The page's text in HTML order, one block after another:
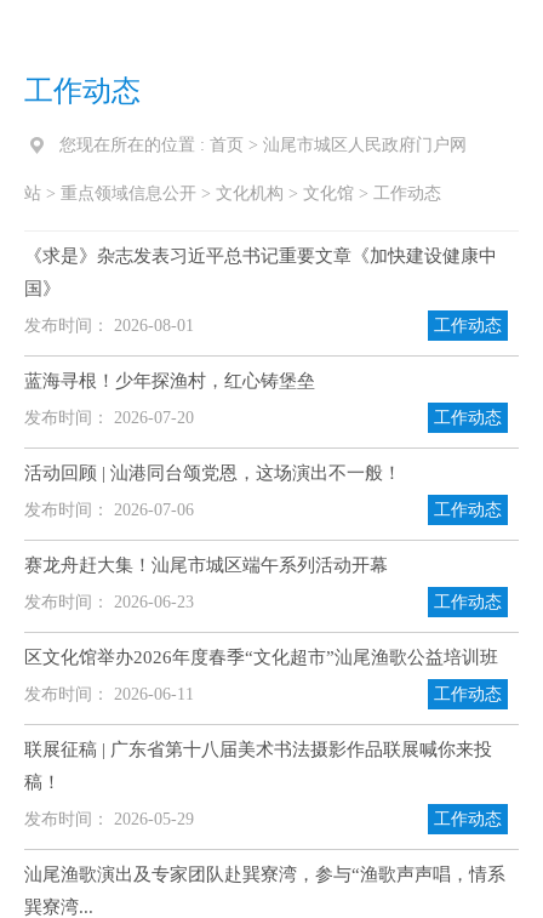
工作动态
您现在所在的位置 : 首页 > 汕尾市城区人民政府门户网
站 > 重点领域信息公开 > 文化机构 > 文化馆 > 工作动态
《求是》杂志发表习近平总书记重要文章《加快建设健康中
国》
发布时间： 2026-08-01 工作动态
蓝海寻根！少年探渔村，红心铸堡垒
发布时间： 2026-07-20 工作动态
活动回顾 | 汕港同台颂党恩，这场演出不一般！
发布时间： 2026-07-06 工作动态
赛龙舟赶大集！汕尾市城区端午系列活动开幕
发布时间： 2026-06-23 工作动态
区文化馆举办2026年度春季“文化超市”汕尾渔歌公益培训班
发布时间： 2026-06-11 工作动态
联展征稿 | 广东省第十八届美术书法摄影作品联展喊你来投
稿！
发布时间： 2026-05-29 工作动态
汕尾渔歌演出及专家团队赴巽寮湾，参与“渔歌声声唱，情系
巽寮湾...